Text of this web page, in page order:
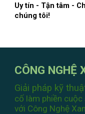
Uy tín - Tận tâm -
chúng tôi!
CÔNG NGHỆ
Giải pháp kỹ
cố làm phiền cuộc
với Công Nghệ